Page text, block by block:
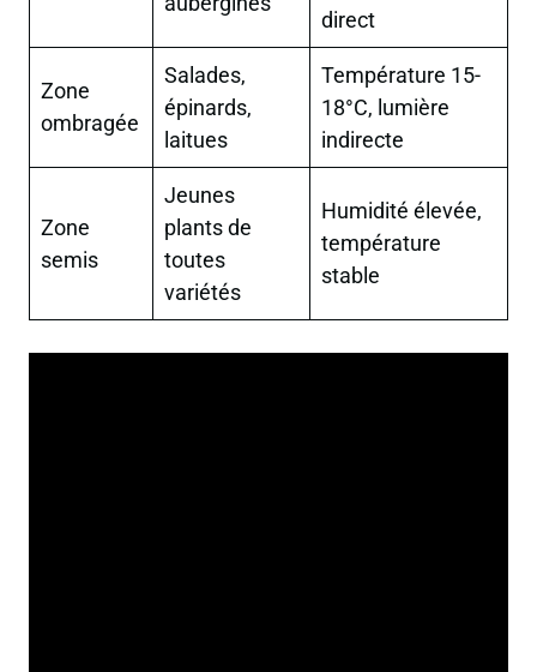
direct
Zone
ombragée
Salades,
épinards,
laitues
Température 15-
18°C, lumière
indirecte
Zone
semis
Jeunes
plants de
toutes
variétés
Humidité élevée,
température
stable